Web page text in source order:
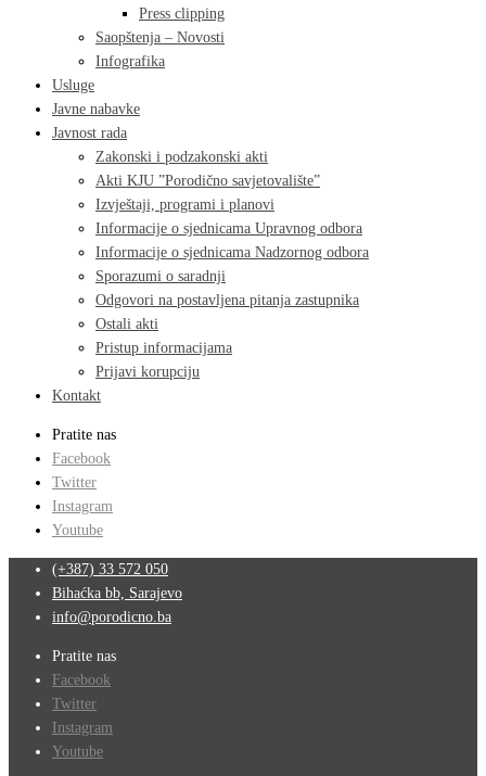
Press clipping
Saopštenja – Novosti
Infografika
Usluge
Javne nabavke
Javnost rada
Zakonski i podzakonski akti
Akti KJU ”Porodično savjetovalište”
Izvještaji, programi i planovi
Informacije o sjednicama Upravnog odbora
Informacije o sjednicama Nadzornog odbora
Sporazumi o saradnji
Odgovori na postavljena pitanja zastupnika
Ostali akti
Pristup informacijama
Prijavi korupciju
Kontakt
Pratite nas
Facebook
Twitter
Instagram
Youtube
(+387) 33 572 050
Bihaćka bb, Sarajevo
info@porodicno.ba
Pratite nas
Facebook
Twitter
Instagram
Youtube